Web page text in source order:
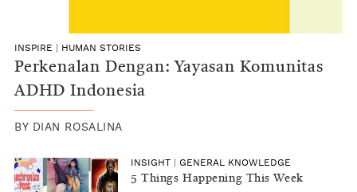
INSPIRE HUMAN STORIES
Perkenalan Dengan: Yayasan Komunitas
ADHD Indonesia
BY DIAN ROSALINA
INSIGHT GENERAL KNOWLEDGE
5 Things Happening This Week